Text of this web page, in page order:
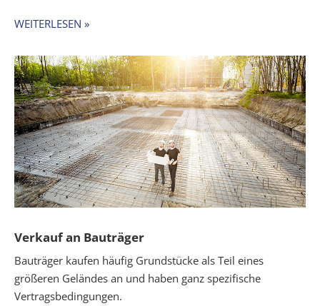
WEITERLESEN »
Verkauf an Bauträger
Bauträger kaufen häufig Grundstücke als Teil eines
größeren Geländes an und haben ganz spezifische
Vertragsbedingungen.